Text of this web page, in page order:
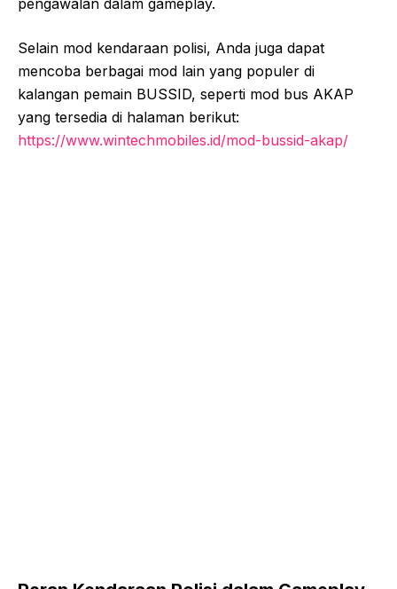
pengawalan dalam gameplay.
Selain mod kendaraan polisi, Anda juga dapat
mencoba berbagai mod lain yang populer di
kalangan pemain BUSSID, seperti mod bus AKAP
yang tersedia di halaman berikut:
https://www.wintechmobiles.id/mod-bussid-akap/